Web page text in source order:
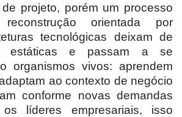
projeto, porém um processo
orientada por
tecnológicas deixam de
estáticas e passam a se
organismos vivos: aprendem
ao contexto de negócio
conforme novas demandas
líderes empresariais, isso